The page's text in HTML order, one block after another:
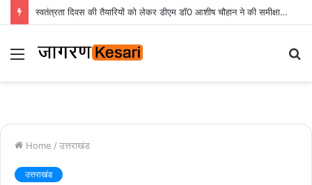
स्वतंत्रता दिवस की तैयारियों को लेकर डीएम डॉ0 आशीष चौहान ने की समीक्षा बैठक
Menu
Home / उत्तराखंड
उत्तराखंड